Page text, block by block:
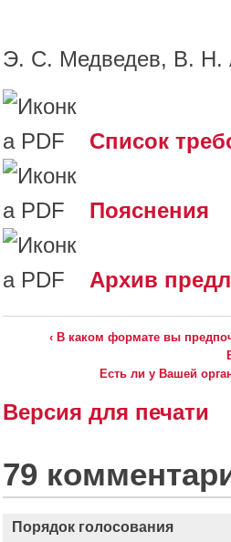
Э. С. Медведев, В.
Список
Пояснения
Архив
‹ В каком формате вы
Есть ли у Вашей
Версия для печати
79
Порядок голосования